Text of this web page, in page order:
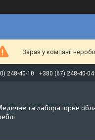
Зараз у компанії
248-40-10 +380 (67) 248-40-04
та лабораторне